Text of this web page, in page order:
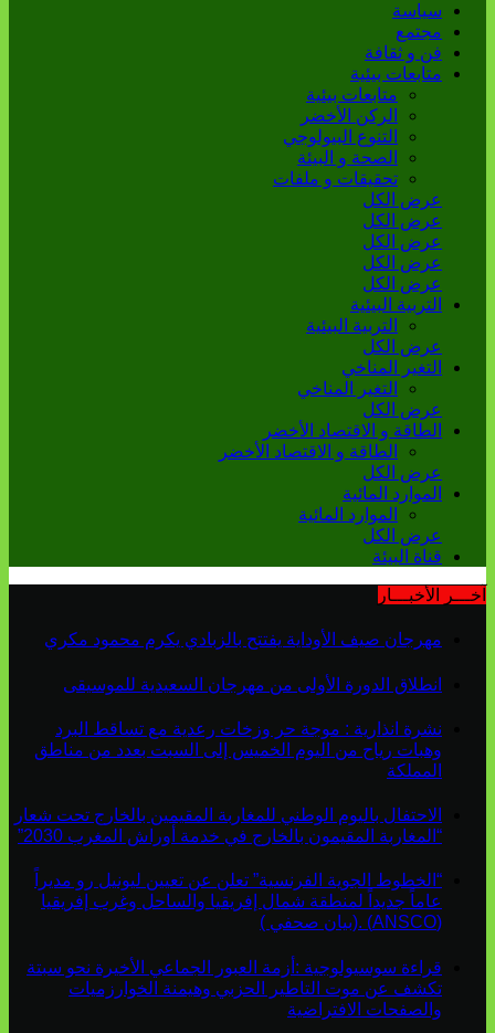
سياسة
مجتمع
فن و ثقافة
متابعات بيئية
متابعات بيئية
الركن الأخضر
التنوع البيولوجي
الصحة و البيئة
تحقيقات و ملفات
عرض الكل
عرض الكل
عرض الكل
عرض الكل
عرض الكل
التربية البيئية
التربية البيئية
عرض الكل
التغير المناخي
التغير المناخي
عرض الكل
الطاقة و الاقتصاد الأخضر
الطاقة و الاقتصاد الأخضر
عرض الكل
الموارد المائية
الموارد المائية
عرض الكل
قناة البيئة
آخـــر الأخبـــار
مهرجان صيف الأوداية يفتتح بالزبادي يكرم محمود مكري
انطلاق الدورة الأولى من مهرجان السعيدية للموسيقى
نشرة انذارية : موجة حر وزخات رعدية مع تساقط البرد
وهبات رياح من اليوم الخميس إلى السبت بعدد من مناطق
المملكة
الاحتفال باليوم الوطني للمغاربة المقيمين بالخارج تحت شعار
“المغاربة المقيمون بالخارج في خدمة أوراش المغرب 2030”
“الخطوط الجوية الفرنسية” تعلن عن تعيين ليونيل رو مديراً
عاماً جديداً لمنطقة شمال إفريقيا والساحل وغرب إفريقيا
(ANSCO) .(بيان صحفي )
قراءة سوسيولوجية :أزمة العبور الجماعي الأخيرة نحو سبتة
تكشف عن موت التاطير الحزبي وهيمنة الخوارزميات
والصفحات الافتراضية